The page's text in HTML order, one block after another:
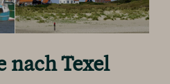
nach Texel